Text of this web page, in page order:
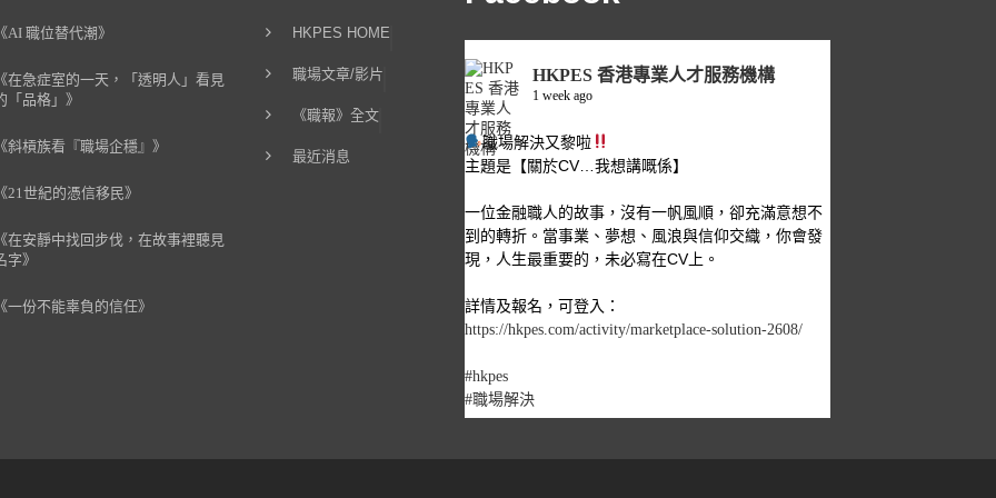
AI 職位替代潮》
在急症室的一天，「透明人」看見
「品格」》
斜槓族看『職場企穩』》
21世紀的憑信移民》
在安靜中找回步伐，在故事裡聽見
字》
一份不能辜負的信任》
HKPES HOME
職場文章/影片
《職報》全文
最近消息
HKPES 香港專業人才服務機構
1 week ago
職場解決又黎啦
主題是【關於CV…我想講嘅係】
一位金融職人的故事，沒有一帆風順，卻充滿意想不
到的轉折。當事業、夢想、風浪與信仰交織，你會發
現，人生最重要的，未必寫在CV上。
詳情及報名，可登入：
https://hkpes.com/activity/marketplace-solution-2608/
#hkpes
#職場解決